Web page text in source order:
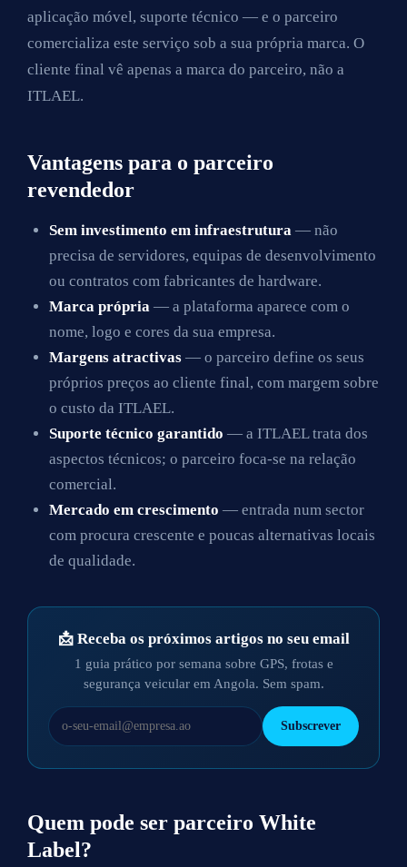
aplicação móvel, suporte técnico — e o parceiro
comercializa este serviço sob a sua própria marca. O
cliente final vê apenas a marca do parceiro, não a
ITLAEL.
Vantagens para o parceiro
revendedor
Sem investimento em infraestrutura — não
precisa de servidores, equipas de desenvolvimento
ou contratos com fabricantes de hardware.
Marca própria — a plataforma aparece com o
nome, logo e cores da sua empresa.
Margens atractivas— o parceiro define os seus
próprios preços ao cliente final, com margem sobre
o custo da ITLAEL.
Suporte técnico garantido — a ITLAEL trata dos
aspectos técnicos; o parceiro foca-se na relação
comercial.
Mercado em crescimento — entrada num sector
com procura crescente e poucas alternativas locais
de qualidade.
📩 Receba os próximos artigos no seu email
1 guia prático por semana sobre GPS, frotas e
segurança veicular em Angola. Sem spam.
Subscrever
Quem pode ser parceiro White
Label?